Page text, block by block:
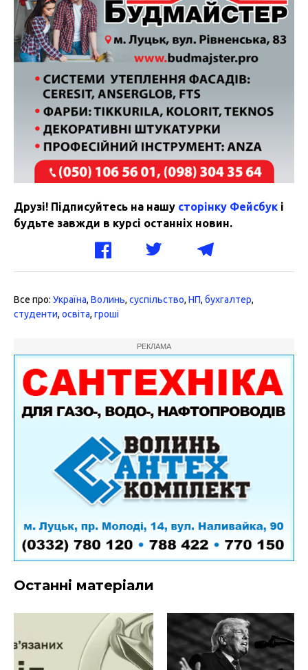
Друзі! Підписуйтесь на нашу сторінку Фейсбук і
будьте завжди в курсі останніх новин.
Все про: Україна, Волинь, суспільство, НП, бухгалтер,
студенти, освіта, гроші
РЕКЛАМА
Останні матеріали